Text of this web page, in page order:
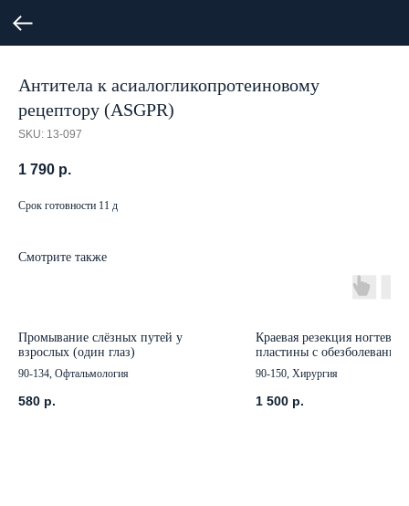
Антитела к асиалогликопротеиновому
рецептору (ASGPR)
SKU: 13-097
1 790 р.
Срок готовности 11 д
Смотрите также
Промывание слёзных путей у
взрослых (один глаз)
90-134, Офтальмология
580 р.
Краевая резекция ногтевой
пластины с обезболеванием
90-150, Хирургия
1 500 р.